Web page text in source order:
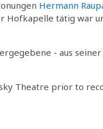
Hermann
tätig war
- aus
Theatre prior to